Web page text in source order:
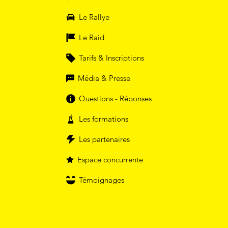
Le Rallye
Le Raid
Tarifs & Inscriptions
Média & Presse
Questions - Réponses
Les formations
Les partenaires
Espace concurrente
Témoignages